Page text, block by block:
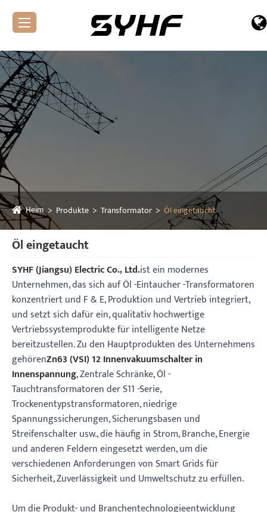
Heim Produkte Transformator Öl eingetaucht
Öl eingetaucht
SYHF (Jiangsu) Electric Co., Ltd.ist ein modernes
Unternehmen, das sich auf Öl -Eintaucher -Transformatoren
konzentriert und F & E, Produktion und Vertrieb integriert,
und setzt sich dafür ein, qualitativ hochwertige
Vertriebssystemprodukte für intelligente Netze
bereitzustellen. Zu den Hauptprodukten des Unternehmens
gehörenZn63 (VSI) 12 Innenvakuumschalter in
Innenspannung, Zentrale Schränke, Öl -
Tauchtransformatoren der S11 -Serie,
Trockenentypstransformatoren, niedrige
Spannungssicherungen, Sicherungsbasen und
Streifenschalter usw., die häufig in Strom, Branche, Energie
und anderen Feldern eingesetzt werden, um die
verschiedenen Anforderungen von Smart Grids für
Sicherheit, Zuverlässigkeit und Umweltschutz zu erfüllen.